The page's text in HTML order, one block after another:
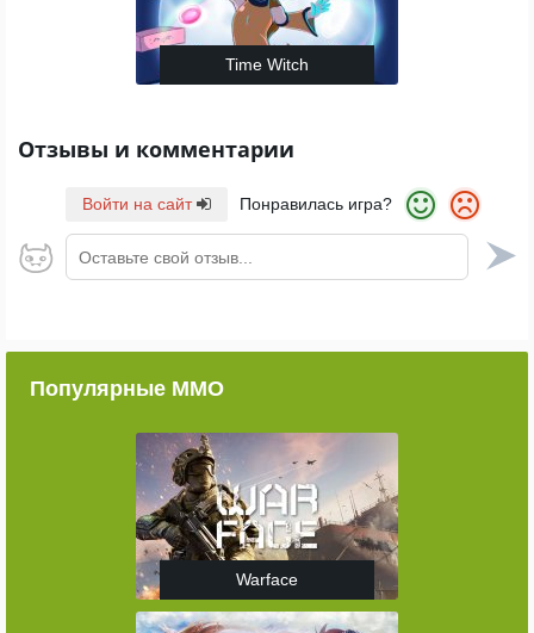
Time Witch
Отзывы и комментарии
Войти на сайт Понравилась игра?
Оставьте свой отзыв...
Популярные ММО
Warface